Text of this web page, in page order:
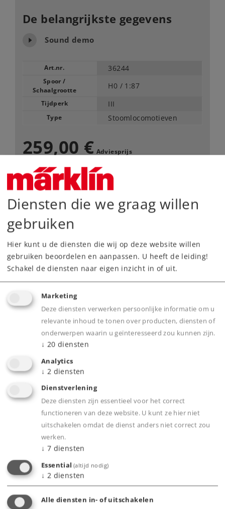
De belangrijkste gegevens
Sound demo
Art.nr. 36244
Spoor /
Schaalgrootte
H0 / 1:87
Tijdperk III
Type Stoomlocomotieven
259,00 € Adviesprijs
Leverbaar vanaf fabriek.
Dealer zoeken
Downloads
Onderdelen bestellen
Highlights
Locomotief met mfx-decoder en uitgebreide
geluidsfuncties.
Gedetailleerd, voordelig instapmodel.
Standaard ingebouwde rookset.
Product
Diensten die we graag willen
gebruiken
Hier kunt u de diensten die wij op deze website willen
gebruiken beoordelen en aanpassen. U heeft de leiding!
Schakel de diensten naar eigen inzicht in of uit.
Marketing
Deze diensten verwerken persoonlijke informatie om u
relevante inhoud te tonen over producten, diensten of
onderwerpen waarin u geïnteresseerd zou kunnen zijn.
↓ 20 diensten
Analytics
↓ 2 diensten
Dienstverlening
Deze diensten zijn essentieel voor het correct
functioneren van deze website. U kunt ze hier niet
uitschakelen omdat de dienst anders niet correct zou
werken.
↓ 7 diensten
Essential (altijd nodig)
↓ 2 diensten
Alle diensten in- of uitschakelen